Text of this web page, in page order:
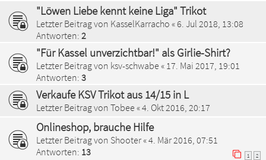
"Löwen Liebe kennt keine Liga" Trikot
Letzter Beitrag von KasselKarracho «6. Jul 2018, 13:08
Antworten: 2
"Für Kassel unverzichtbar!" als Girlie-Shirt?
Letzter Beitrag von ksv-schwabe « 17. Mai 2017, 19:01
Antworten: 3
Verkaufe KSV Trikot aus 14/15 in L
Letzter Beitrag von Tobee «4. Okt 2016, 20:17
Onlineshop, brauche Hilfe
Letzter Beitrag von Shooter«4. Mär 2016, 07:51
Antworten: 13 1 2